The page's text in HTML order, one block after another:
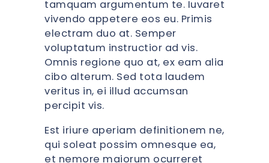
tamquam argumentum te. Iuvaret
vivendo appetere eos eu. Primis
electram duo at. Semper
voluptatum instructior ad vis.
Omnis regione quo at, ex eam alia
cibo alterum. Sed tota laudem
veritus in, ei illud accumsan
percipit vis.
Est iriure aperiam definitionem ne,
qui soleat possim omnesque ea,
et nemore maiorum ocurreret